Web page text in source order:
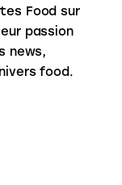
Food sur
passion
news,
food.